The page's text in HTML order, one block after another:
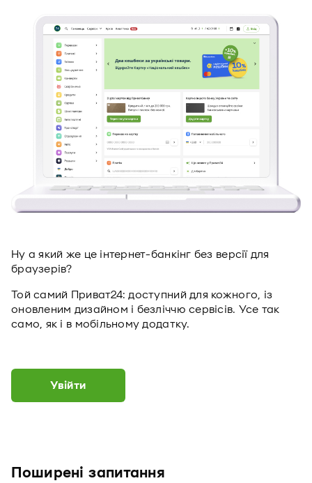
Ну а який же це інтернет-банкінг без версії для
браузерів?
Той самий Приват24: доступний для кожного, із
оновленим дизайном і безліччю сервісів. Усе так
само, як і в мобільному додатку.
Увійти
Поширені запитання